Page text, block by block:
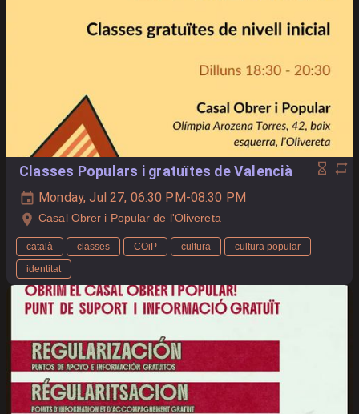
Classes Populars i gratuïtes de Valencià
Monday, Jul 27, 06:30 PM-08:30 PM
Casal Obrer i Popular de l'Olivereta
català classes COiP cultura
cultura popular
identitat